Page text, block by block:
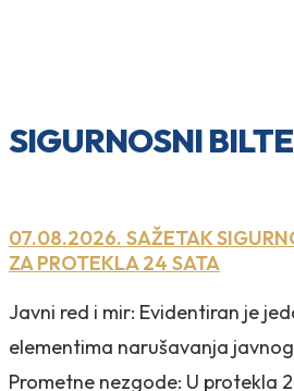
SIGURNOSNI
07.08.2026. SAŽETAK
ZA PROTEKLA 24 SATA
Javni red i mir: Evidentiran je
elementima narušavanja
Prometne nezgode: U protekla